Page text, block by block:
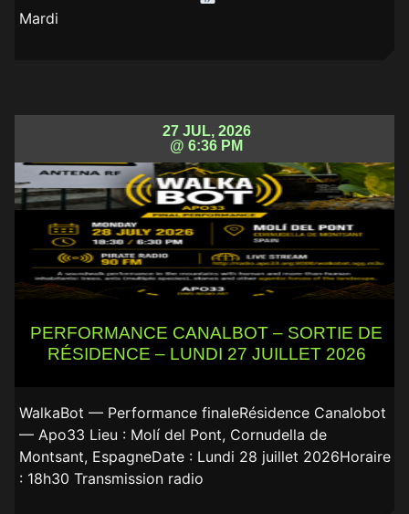
Mardi
27 JUL, 2026
@ 6:36 PM
PERFORMANCE CANALBOT – SORTIE DE
RÉSIDENCE – LUNDI 27 JUILLET 2026
WalkaBot — Performance finaleRésidence Canalobot
— Apo33 Lieu : Molí del Pont, Cornudella de
Montsant, EspagneDate : Lundi 28 juillet 2026Horaire
: 18h30 Transmission radio